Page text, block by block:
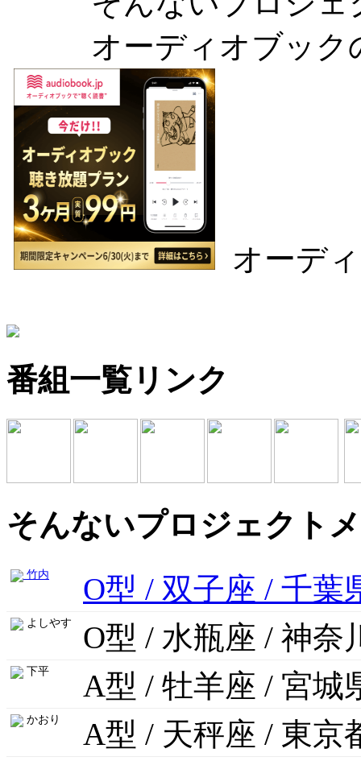
オーディオブック
オーデ
番組一覧リンク
そんないプロジェクト
竹内 O型 / 双子座 / 千葉
よしやす O型 / 水瓶座 / 神奈
下平 A型 / 牡羊座 / 宮城
かおり A型 / 天秤座 / 東京